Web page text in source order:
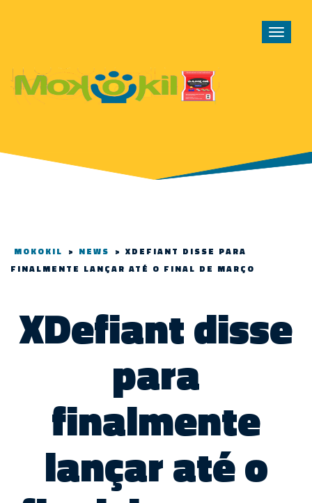
Toggle
MOKOKIL > NEWS > XDEFIANT DISSE PARA
FINALMENTE LANÇAR ATÉ O FINAL DE MARÇO
XDefiant disse
para
finalmente
lançar até o